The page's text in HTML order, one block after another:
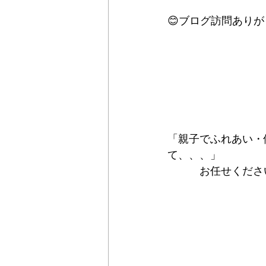
😊ブログ訪問あり
「親子でふれあい
て、、、」
お任せくださ